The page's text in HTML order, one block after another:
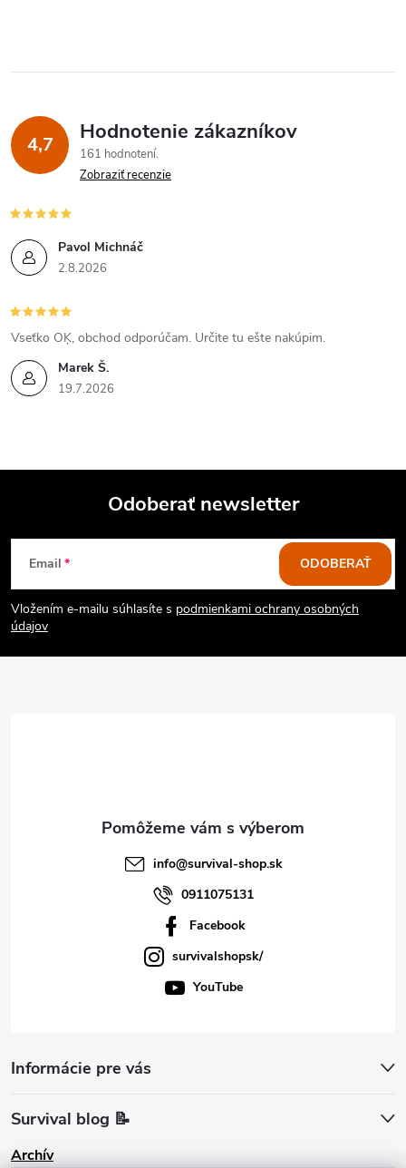
4,7 Hodnotenie zákazníkov
161 hodnotení
Zobraziť recenzie
Pavol Michnáč
2.8.2026
Marek Š.
19.7.2026
Vseťko OĶ, obchod odporúčam. Určite tu ešte nakúpim.
Z
á
p
Odoberať newsletter
Email
Vložením e-mailu súhlasíte s podmienkami ochrany osobných
údajov
ODOBERAŤ
info@survival-shop.sk
0911075131
Facebook
survivalshopsk/
YouTube
Informácie pre vás
Survival blog 📝
Archív